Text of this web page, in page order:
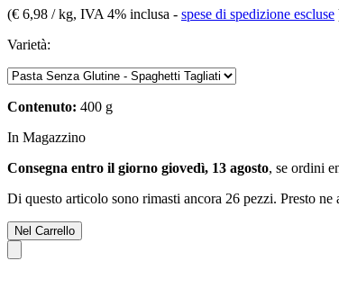
(€ 6,98 / kg, IVA 4% inclusa - spese di spedizione escluse
Varietà:
Contenuto: 400 g
In Magazzino
Consegna entro il giorno giovedì, 13 agosto, se ordini
Di questo articolo sono rimasti ancora 26 pezzi. Presto
Nel Carrello